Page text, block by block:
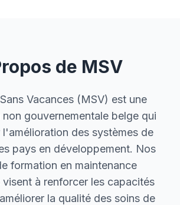
de MSV
Vacances (MSV) est une
gouvernementale belge qui
des systèmes de
pays en développement. Nos
formation en maintenance
à renforcer les capacités
la qualité des soins de